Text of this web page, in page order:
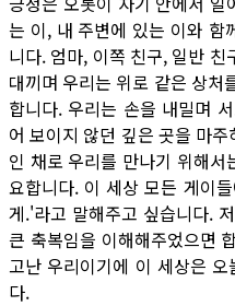
는 이, 내 주변에 있는 이와 함
니다. 엄마, 이쪽 친구, 일반
대끼며 우리는 위로 같은 상처
합니다. 우리는 손을 내밀며
어 보이지 않던 깊은 곳을 마
인 채로 우리를 만나기 위해
요합니다. 이 세상 모든 게이
게.'라고 말해주고 싶습니다.
큰 축복임을 이해해주었으면
고난 우리이기에 이 세상은
다.